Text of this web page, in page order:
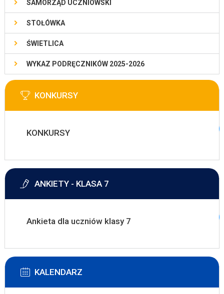
SAMORZĄD UCZNIOWSKI
STOŁÓWKA
ŚWIETLICA
WYKAZ PODRĘCZNIKÓW 2025-2026
KONKURSY
KONKURSY
ANKIETY - KLASA 7
Ankieta dla uczniów klasy 7
KALENDARZ